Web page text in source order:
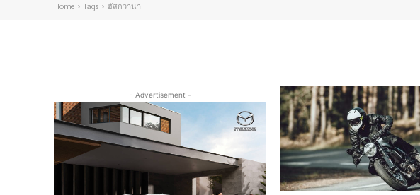
Home Tags ฮัสกวานา
- Advertisement -